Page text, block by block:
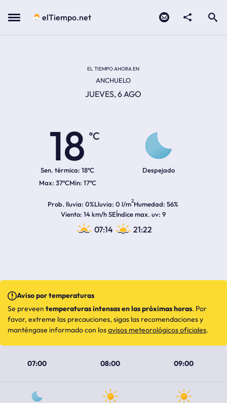
Menu elTiempo.net
EL TIEMPO AHORA EN
ANCHUELO
JUEVES, 6 AGO
18
ºC
Sen. térmica: 18ºC
37ºC 17ºC
Despejado
Prob. lluvia 0%Lluvia 0 l/m2Humedad 56%
Viento 14 km/h SEÍndice max. uv 9
07:14 21:22
07:00 08:00 09:00
Aviso por temperaturas
Se preveen temperaturas intensas en las próximas horas. Por
favor, extreme las precauciones, sigas las recomendaciones y
manténgase informado con losavisos meteorológicos oficiales.